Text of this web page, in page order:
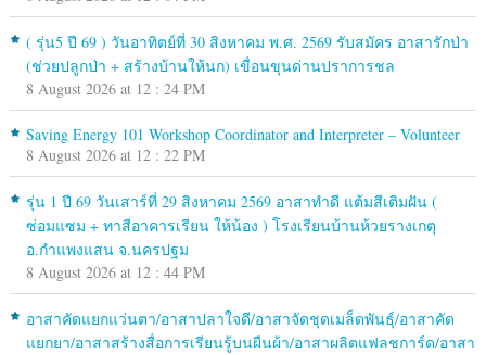
( รุ่น5 ปี 69 ) วันอาทิตย์ที่ 30 สิงหาคม พ.ศ. 2569 รับสมัคร อาสารักป่า
(ช่วยปลูกป่า + สร้างบ้านให้นก) เขื่อนขุนด่านปราการชล
8 August 2026 at 12 : 24 PM
Saving Energy 101 Workshop Coordinator and Interpreter – Volunteer
8 August 2026 at 12 : 22 PM
รุ่น 1 ปี 69 วันเสาร์ที่ 29 สิงหาคม 2569 อาสาทำดี แต้มสีเติมฝัน (
ซ่อมแซม + ทาสีอาคารเรียน ให้น้อง ) โรงเรียนบ้านห้วยรางเกตุ
อ.กำแพงแสน จ.นครปฐม
8 August 2026 at 12 : 44 PM
อาสาคัดแยกแว่นตา/อาสาปลาใจดี/อาสาจัดชุดเมล็ดพันธุ์/อาสาคัด
แยกยา/อาสาสร้างสื่อการเรียนรู้บนผืนผ้า/อาสาผลิตแฟลชการ์ด/อาสา